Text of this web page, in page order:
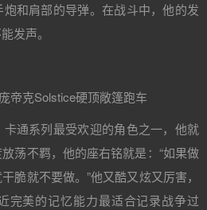
和肩部的导弹。在战斗中，他的发
发声。
帝克Solstice硬顶敞篷跑车
通系列最受欢迎的角色之一，他就
荡不羁，他的座右铭就是：“如果做
脆就不要做。”他又酷又炫又厉害，
完美的记忆能力最适合记录战争过